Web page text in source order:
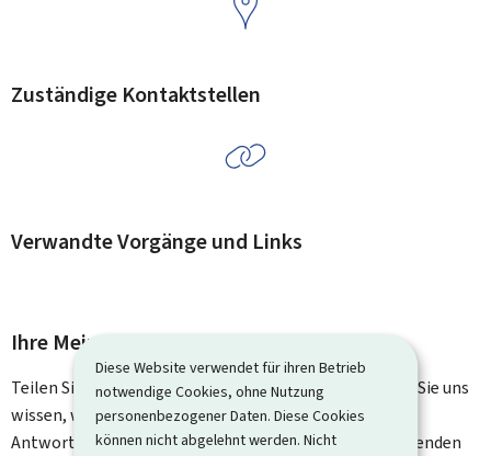
Diese Website verwendet für ihren Betrieb
notwendige Cookies, ohne Nutzung
personenbezogener Daten. Diese Cookies
können nicht abgelehnt werden. Nicht
Zuständige Kontaktstellen
Verwandte Vorgänge und Links
Ihre Meinung interessiert uns
Teilen Sie uns Ihre Meinung zu dieser Seite mit. Lassen Sie uns
wissen, was wir verbessern können. Sie erhalten keine
Antwort auf Ihr Feedback. Für spezifische Fragen verwenden